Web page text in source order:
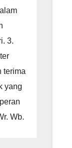
3.
terima
yang
Wb.